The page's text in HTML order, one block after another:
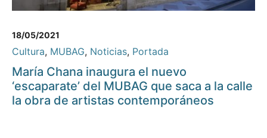
18/05/2021
Cultura, MUBAG, Noticias, Portada
María Chana inaugura el nuevo
‘escaparate’ del MUBAG que saca a la calle
la obra de artistas contemporáneos